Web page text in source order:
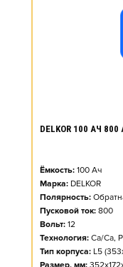
DELKOR 100 АЧ
Ёмкость: 100 Ач
Марка: DELKOR
Полярность:
Пусковой ток: 800
Вольт: 12
Технология: Ca/Ca,
Тип корпуса: L5